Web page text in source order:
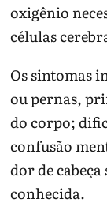
oxigênio
células
Os sintomas
ou pernas,
do corpo;
confusão
dor de
conhecida.